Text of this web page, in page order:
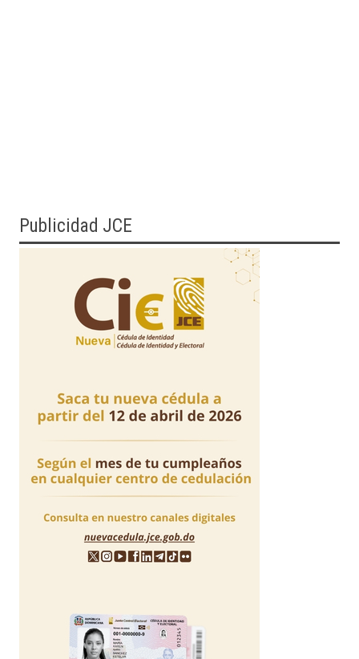
Publicidad JCE